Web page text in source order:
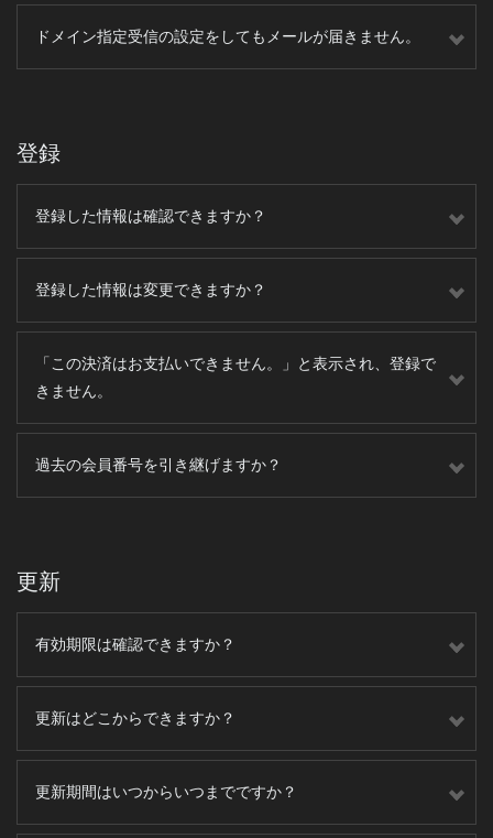
ドメイン指定受信の設定をしてもメールが届きません。
登録
登録した情報は確認できますか？
登録した情報は変更できますか？
「この決済はお支払いできません。」と表示され、登録で
きません。
過去の会員番号を引き継げますか？
更新
有効期限は確認できますか？
更新はどこからできますか？
更新期間はいつからいつまでですか？